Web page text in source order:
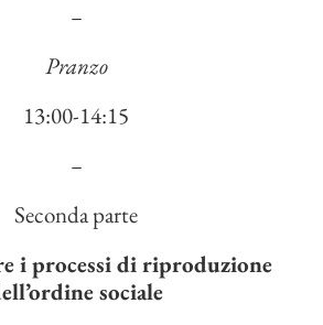
–
Pranzo
13:00-14:15
–
Seconda parte
i processi di riproduzione
sociale